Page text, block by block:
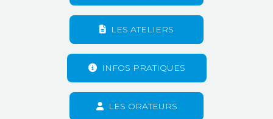
LES ATELIERS
INFOS PRATIQUES
LES ORATEURS